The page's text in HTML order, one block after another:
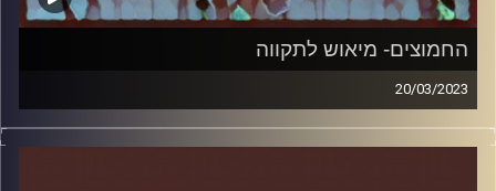
החמוצים- מיאוש לתקווה
20/03/2023
המערכת הפוליטית על ספת הפסיכולוג, עם פרופסור בועז בן-
דוד ופרופסור גלעד הירשברגר.